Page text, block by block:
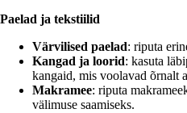
Paelad ja tekstiilid
Värvilised paelad: riputa
Kangad ja loorid: kasuta
kangaid, mis voolavad õrnalt
Makramee: riputa
välimuse saamiseks.